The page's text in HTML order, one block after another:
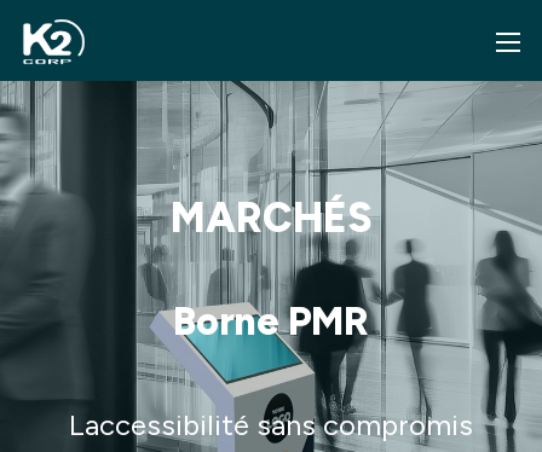
MARCHÉS
Borne PMR
Laccessibilité sans compromis